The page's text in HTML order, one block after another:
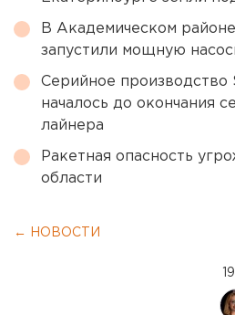
В Академическом
запустили мощную
Серийное производство
началось до окончания
лайнера
Ракетная опасность
области
← НОВОСТИ